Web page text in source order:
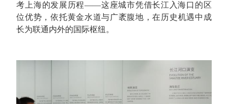
考上海的发展历程——这座城市凭借长江入海口的区
位优势，依托黄金水道与广袤腹地，在历史机遇中成
长为联通内外的国际枢纽。